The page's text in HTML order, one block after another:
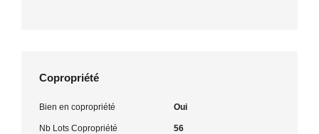
Copropriété
Bien en copropriété Oui
Nb Lots Copropriété 56